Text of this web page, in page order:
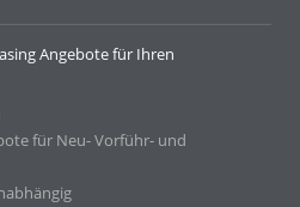
Angebote für Ihren
für Neu- Vorführ- und